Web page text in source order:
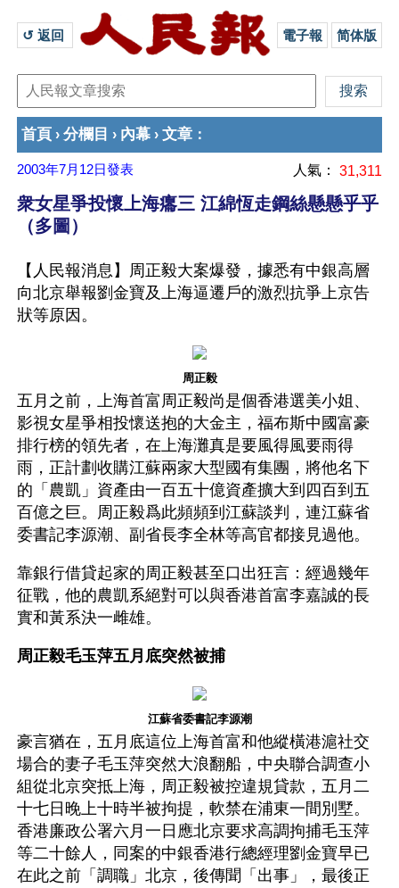
↺ 返回 電子報 简体版
首頁 › 分欄目 › 內幕 › 文章 ：
2003年7月12日發表 人氣： 31,311
衆女星爭投懷上海癟三 江綿恆走鋼絲懸懸乎乎
（多圖）
【人民報消息】周正毅大案爆發，據悉有中銀高層
向北京舉報劉金寶及上海逼遷戶的激烈抗爭上京告
狀等原因。
周正毅
五月之前，上海首富周正毅尚是個香港選美小姐、
影視女星爭相投懷送抱的大金主，福布斯中國富豪
排行榜的領先者，在上海灘真是要風得風要雨得
雨，正計劃收購江蘇兩家大型國有集團，將他名下
的「農凱」資產由一百五十億資產擴大到四百到五
百億之巨。周正毅爲此頻頻到江蘇談判，連江蘇省
委書記李源潮、副省長李全林等高官都接見過他。
靠銀行借貸起家的周正毅甚至口出狂言：經過幾年
征戰，他的農凱系絕對可以與香港首富李嘉誠的長
實和黃系決一雌雄。
周正毅毛玉萍五月底突然被捕
江蘇省委書記李源潮
豪言猶在，五月底這位上海首富和他縱橫港滬社交
場合的妻子毛玉萍突然大浪翻船，中央聯合調查小
組從北京突抵上海，周正毅被控違規貸款，五月二
十七日晚上十時半被拘提，軟禁在浦東一間別墅。
香港廉政公署六月一日應北京要求高調拘捕毛玉萍
等二十餘人，同案的中銀香港行總經理劉金寶早已
在此之前「調職」北京，後傳聞「出事」，最後正